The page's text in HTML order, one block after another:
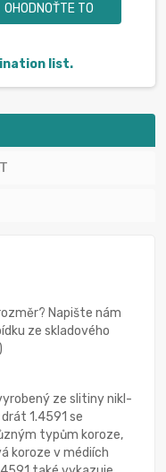
OHODNOŤTE TO
list.
Napište nám
ze skladového
ze slitiny nikl-
1.4591 se
typům koroze,
koroze v médiích